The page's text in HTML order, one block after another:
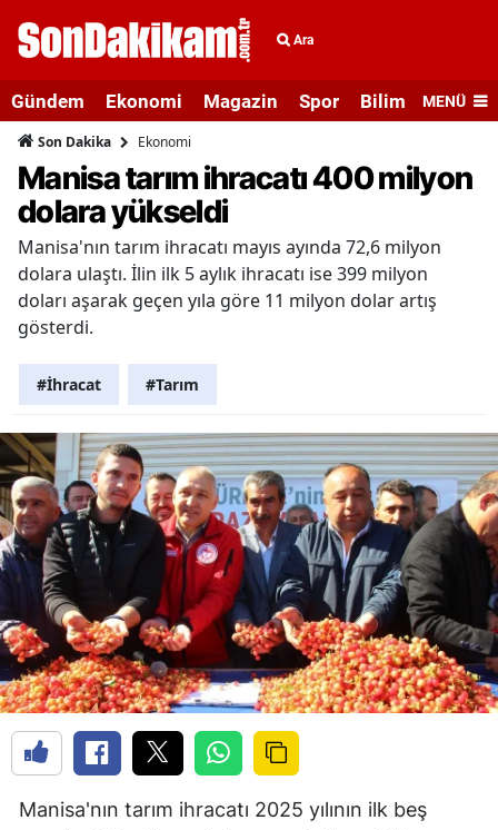
Ara
Gündem Ekonomi Magazin Spor Bilim veMENÜ
Son Dakika Ekonomi
Manisa tarım ihracatı 400 milyon
dolara yükseldi
Manisa'nın tarım ihracatı mayıs ayında 72,6 milyon
dolara ulaştı. İlin ilk 5 aylık ihracatı ise 399 milyon
doları aşarak geçen yıla göre 11 milyon dolar artış
gösterdi.
#İhracat #Tarım
Manisa'nın tarım ihracatı 2025 yılının ilk beş